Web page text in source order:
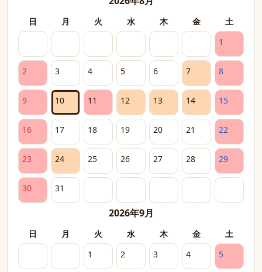
日 月 火 水 木 金
土
1
2 3 4 5 6 7 8
9 10 11 12 13 14 15
16 17 18 19 20 21 22
23 24 25 26 27 28 29
30 31
2026年9月
日 月 火 水 木 金
土
1
2 3 4 5